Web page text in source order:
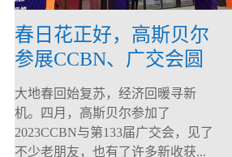
春日花正好，高斯贝尔
参展CCBN、广交会圆
满落幕！
大地春回始复苏，经济回暖寻新
机。四月，高斯贝尔参加了
2023CCBN与第133届广交会，见了
不少老朋友，也有了许多新收获...